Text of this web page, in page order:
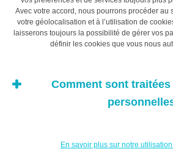
toutes les
Vous êtes disposé à prêter
Avec votre accord, nous pourrons procéder au
votre géolocalisation et à l’utilisation de
laisserons toujours la possibilité de gérer vos
définir les cookies que vous nous
Comment sont
En savoir plus sur notre